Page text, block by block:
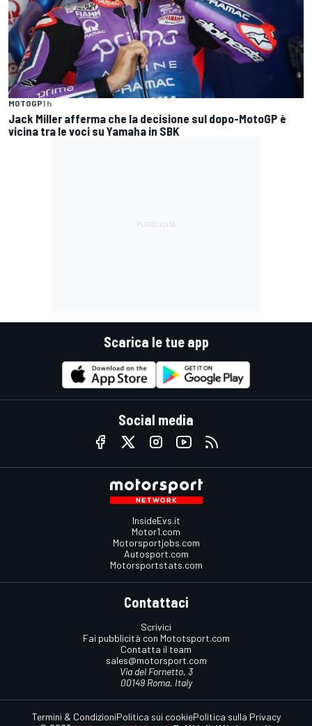
MOTOGP1 h
Jack Miller afferma che la decisione sul dopo-MotoGP è
vicina tra le voci su Yamaha in SBK
Scarica le tue app
Social media
InsideEvs.it
Motor1.com
Motorsportjobs.com
Autosport.com
Motorsportstats.com
Contattaci
Scrivici
Fai pubblicità con Mototsport.com
Contatta il team
sales@motorsport.com
Via del Fornetto, 3
00149 Roma, Italy
Termini & CondizioniPolitica sui cookiePolitica sulla Privacy